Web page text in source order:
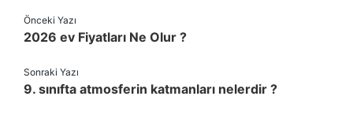
Önceki Yazı
2026 ev Fiyatları Ne Olur ?
Sonraki Yazı
9. sınıfta atmosferin katmanları nelerdir ?